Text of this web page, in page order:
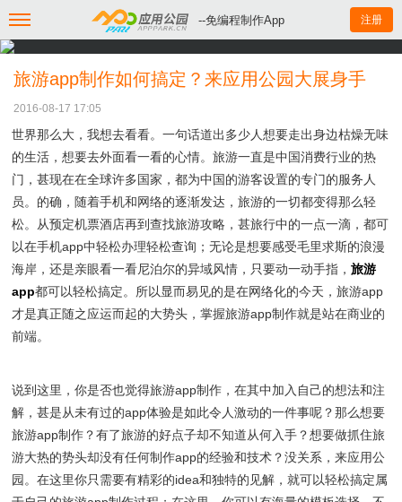
--免编程制作App 注册
旅游app制作如何搞定？来应用公园大展身手
2016-08-17 17:05
世界那么大，我想去看看。一句话道出多少人想要走出身边枯燥无味
的生活，想要去外面看一看的心情。旅游一直是中国消费行业的热
门，甚现在在全球许多国家，都为中国的游客设置的专门的服务人
员。的确，随着手机和网络的逐渐发达，旅游的一切都变得那么轻
松。从预定机票酒店再到查找旅游攻略，甚旅行中的一点一滴，都可
以在手机app中轻松办理轻松查询；无论是想要感受毛里求斯的浪漫
海岸，还是亲眼看一看尼泊尔的异域风情，只要动一动手指， 旅游
app都可以轻松搞定。所以显而易见的是在网络化的今天，旅游app
才是真正随之应运而起的大势头，掌握旅游app制作就是站在商业的
前端。
说到这里，你是否也觉得旅游app制作，在其中加入自己的想法和注
解，甚是从未有过的app体验是如此令人激动的一件事呢？那么想要
旅游app制作？有了旅游的好点子却不知道从何入手？想要做抓住旅
游大热的势头却没有任何制作app的经验和技术？没关系，来应用公
园。在这里你只需要有精彩的idea和独特的见解，就可以轻松搞定属